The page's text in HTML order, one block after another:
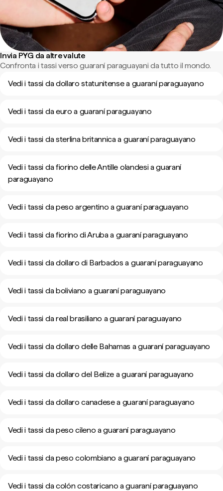
Invia PYG da altre valute
Confronta i tassi verso guaraní paraguayani da tutto il mondo.
Vedi i tassi da dollaro statunitense a guaraní paraguayano
Vedi i tassi da euro a guaraní paraguayano
Vedi i tassi da sterlina britannica a guaraní paraguayano
Vedi i tassi da fiorino delle Antille olandesi a guaraní
paraguayano
Vedi i tassi da peso argentino a guaraní paraguayano
Vedi i tassi da fiorino di Aruba a guaraní paraguayano
Vedi i tassi da dollaro di Barbados a guaraní paraguayano
Vedi i tassi da boliviano a guaraní paraguayano
Vedi i tassi da real brasiliano a guaraní paraguayano
Vedi i tassi da dollaro delle Bahamas a guaraní paraguayano
Vedi i tassi da dollaro del Belize a guaraní paraguayano
Vedi i tassi da dollaro canadese a guaraní paraguayano
Vedi i tassi da peso cileno a guaraní paraguayano
Vedi i tassi da peso colombiano a guaraní paraguayano
Vedi i tassi da colón costaricano a guaraní paraguayano